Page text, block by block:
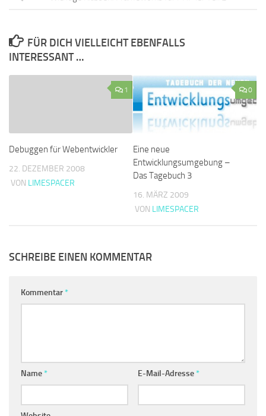
FÜR DICH VIELLEICHT EBENFALLS
INTERESSANT …
1
Debuggen für Webentwickler
22. DEZEMBER 2008
VON LIMESPACER
0
Eine neue
Entwicklungsumgebung –
Das Tagebuch 3
16. MÄRZ 2009
VON LIMESPACER
SCHREIBE EINEN KOMMENTAR
Kommentar*
Name* E-Mail-Adresse*